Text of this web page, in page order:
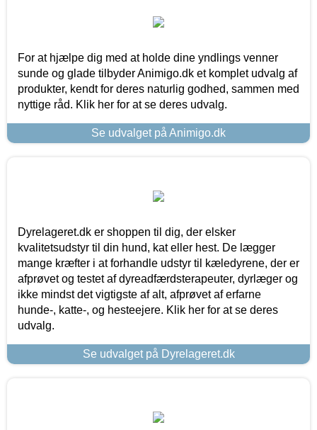
For at hjælpe dig med at holde dine yndlings venner
sunde og glade tilbyder Animigo.dk et komplet udvalg af
produkter, kendt for deres naturlig godhed, sammen med
nyttige råd. Klik her for at se deres udvalg.
Se udvalget på Animigo.dk
Dyrelageret.dk er shoppen til dig, der elsker
kvalitetsudstyr til din hund, kat eller hest. De lægger
mange kræfter i at forhandle udstyr til kæledyrene, der er
afprøvet og testet af dyreadfærdsterapeuter, dyrlæger og
ikke mindst det vigtigste af alt, afprøvet af erfarne
hunde-, katte-, og hesteejere. Klik her for at se deres
udvalg.
Se udvalget på Dyrelageret.dk